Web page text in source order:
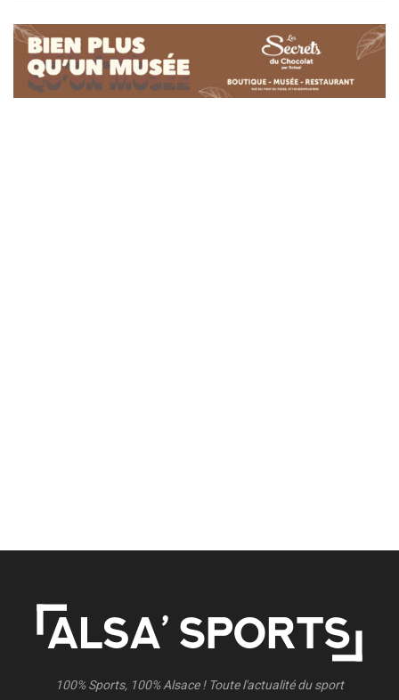
100% Sports, 100% Alsace ! Toute l'actualité du sport